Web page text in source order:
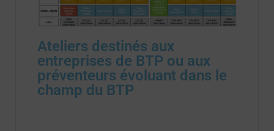
Ateliers destinés aux
entreprises de BTP ou aux
préventeurs évoluant dans le
champ du BTP